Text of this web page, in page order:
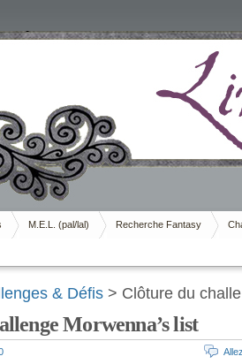
M.E.L. (pal/lal) Recherche Fantasy
& Défis > Clôture du
Morwenna’s list